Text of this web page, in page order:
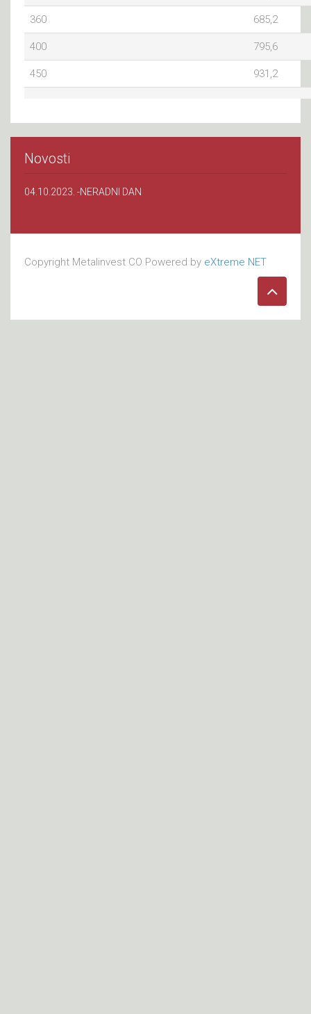
360 685,2
400 795,6
450 931,2
Novosti
04.10.2023. -NERADNI DAN
Copyright Metalinvest CO Powered by eXtreme NET